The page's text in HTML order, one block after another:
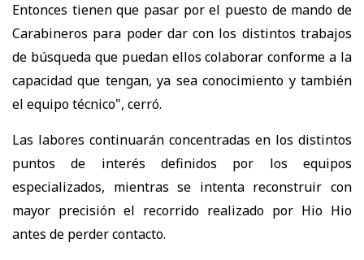
Entonces tienen que pasar por el puesto de mando de
Carabineros para poder dar con los distintos trabajos
de búsqueda que puedan ellos colaborar conforme a la
capacidad que tengan, ya sea conocimiento y también
el equipo técnico", cerró.
Las labores continuarán concentradas en los distintos
puntos de interés definidos por los equipos
especializados, mientras se intenta reconstruir con
mayor precisión el recorrido realizado por Hio Hio
antes de perder contacto.